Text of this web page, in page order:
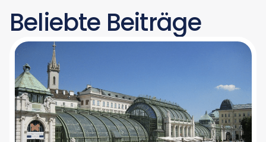
Beliebte Beiträge